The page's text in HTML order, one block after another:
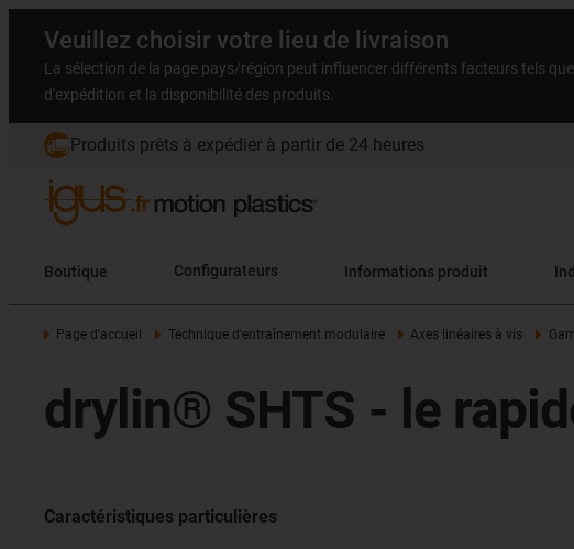
Veuillez choisir votre lieu de livraison
La sélection de la page pays/région peut influencer différents facteurs tels
d'expédition et la disponibilité des produits.
Produits prêts à expédier à partir de 24 heures
Boutique Configurateurs Informations produit
Page d'accueil Technique d'entraînement modulaire Axes linéaires à vis
drylin® SHTS - le
Caractéristiques particulières